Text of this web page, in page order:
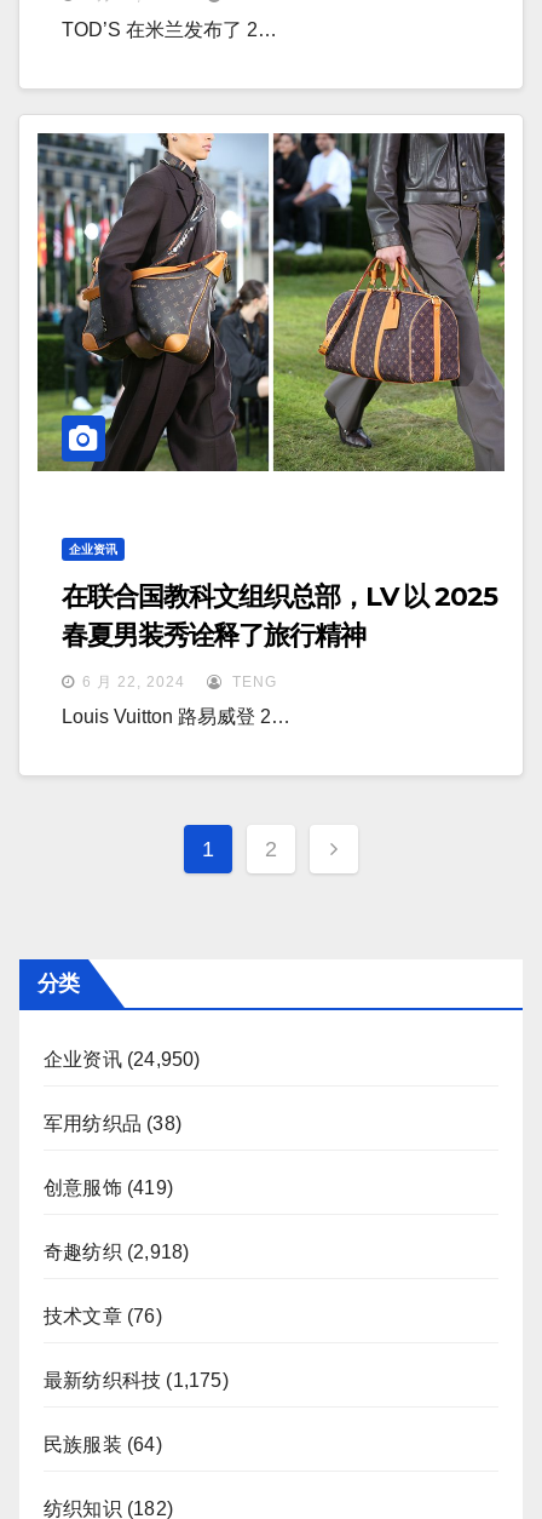
TOD’S 在米兰发布了 2…
企业资讯
在联合国教科文组织总部，LV 以 2025
春夏男装秀诠释了旅行精神
6 月 22, 2024 TENG
Louis Vuitton 路易威登 2…
文
章
1 2
分类
企业资讯(24,950)
军用纺织品 (38)
创意服饰(419)
奇趣纺织 (2,918)
技术文章(76)
最新纺织科技 (1,175)
民族服装 (64)
纺织知识 (182)